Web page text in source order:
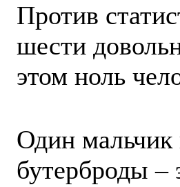
Против
шести
этом ноль
Один мальчик
бутерброды –